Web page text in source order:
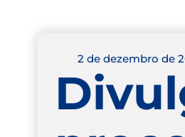
2 de dezembro de